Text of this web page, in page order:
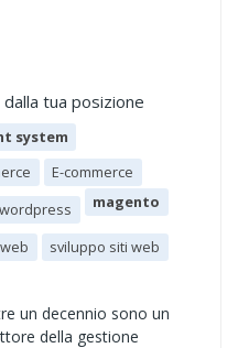
tua posizione
system
E-commerce
magento
sviluppo siti web
un decennio sono un
della gestione